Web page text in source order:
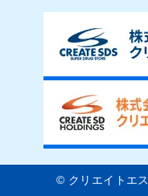
© クリエイトエ